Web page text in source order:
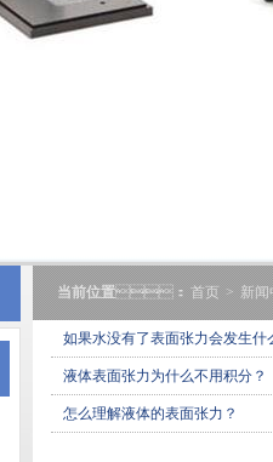
当前位置： 首页 > 新闻
如果水没有了表面张力会发生什么
液体表面张力为什么不用积分？
怎么理解液体的表面张力？